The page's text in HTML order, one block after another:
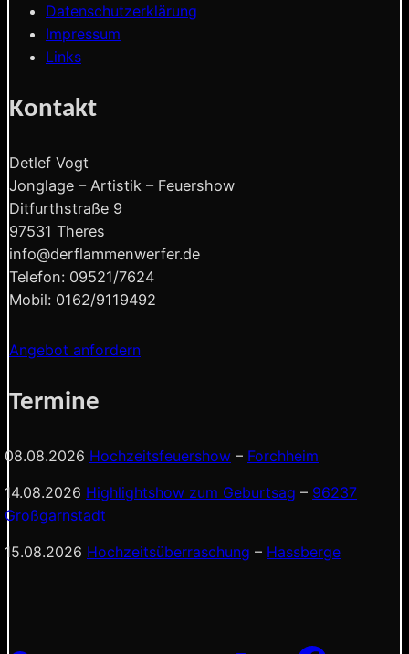
Datenschutzerklärung
Impressum
Links
Kontakt
Detlef Vogt
Jonglage – Artistik – Feuershow
Ditfurthstraße 9
97531 Theres
info@derflammenwerfer.de
Telefon: 09521/7624
Mobil: 0162/9119492
Angebot anfordern
Termine
08.08.2026 Hochzeitsfeuershow – Forchheim
14.08.2026 Highlightshow zum Geburtsag – 96237
Großgarnstadt
15.08.2026 Hochzeitsüberraschung – Hassberge